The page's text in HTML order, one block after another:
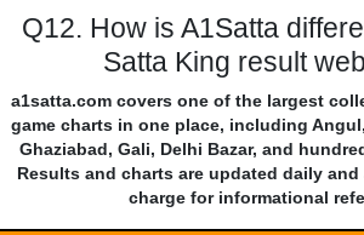
Q12. How is A1Satta
Satta King result
a1satta.com covers one of the largest
game charts in one place, including
Ghaziabad, Gali, Delhi Bazar, and
Results and charts are updated daily
charge for informational